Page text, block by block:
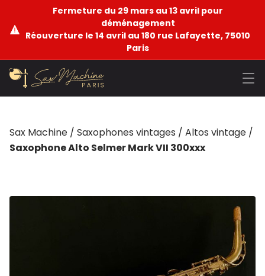
Fermeture du 29 mars au 13 avril pour
déménagement
Réouverture le 14 avril au 180 rue Lafayette, 75010
Paris
Sax Machine / Saxophones vintages / Altos vintage /
Saxophone Alto Selmer Mark VII 300xxx